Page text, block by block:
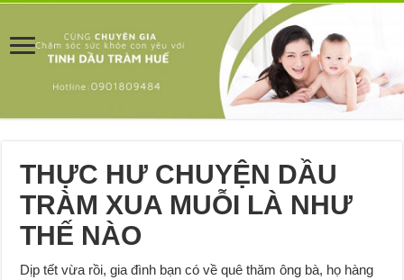
THỰC HƯ CHUYỆN DẦU
TRÀM XUA MUỖI LÀ NHƯ
THẾ NÀO
Dịp tết vừa rồi, gia đình bạn có về quê thăm ông bà, họ hàng